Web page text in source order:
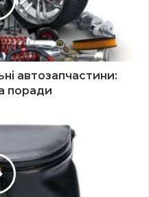
автозапчастини:
поради